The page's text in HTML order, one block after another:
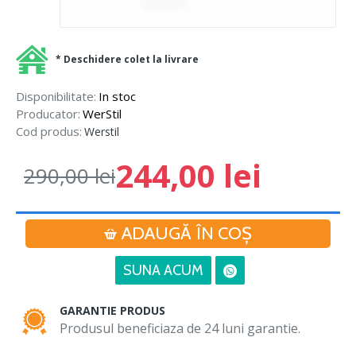
Disponibilitate: In stoc
Producator: WerStil
Cod produs: Werstil
244,00 lei
290,00 lei
ADAUGĂ ÎN COŞ
SUNA ACUM
* Deschidere colet la livrare
GARANTIE PRODUS
Produsul beneficiaza de 24 luni garantie.